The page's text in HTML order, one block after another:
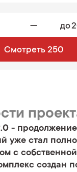
— до
Смотреть 250
-
уже стал
с
создан